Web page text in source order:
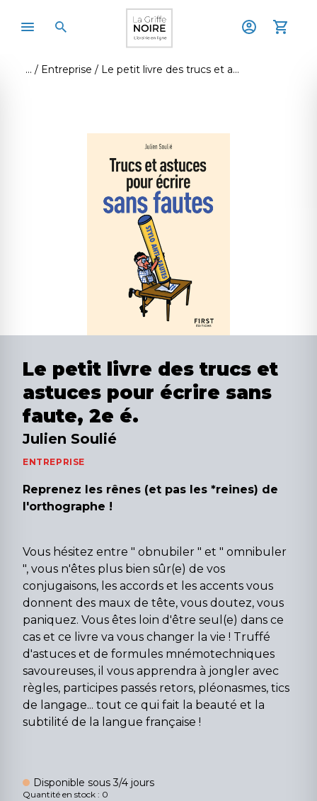
Entreprise Le petit livre des trucs et astuces pour écrire sans faute, 2e é.
Le petit livre des trucs et
astuces pour écrire sans
faute, 2e é.
Julien Soulié
ENTREPRISE
Reprenez les rênes (et pas les *reines) de
l'orthographe !
Vous hésitez entre " obnubiler " et " omnibuler
", vous n'êtes plus bien sûr(e) de vos
conjugaisons, les accords et les accents vous
donnent des maux de tête, vous doutez, vous
paniquez. Vous êtes loin d'être seul(e) dans ce
cas et ce livre va vous changer la vie ! Truffé
d'astuces et de formules mnémotechniques
savoureuses, il vous apprendra à jongler avec
règles, participes passés retors, pléonasmes, tics
de langage... tout ce qui fait la beauté et la
subtilité de la langue française !
Disponible sous 3/4 jours
Quantité en stock : 0